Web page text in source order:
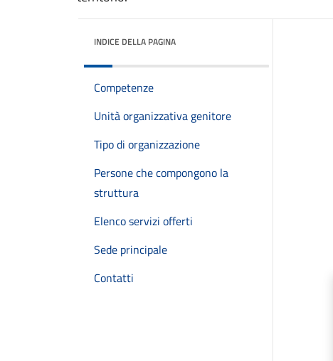
INDICE DELLA PAGINA
Competenze
Unità organizzativa genitore
Tipo di organizzazione
Persone che compongono la
struttura
Elenco servizi offerti
Sede principale
Contatti